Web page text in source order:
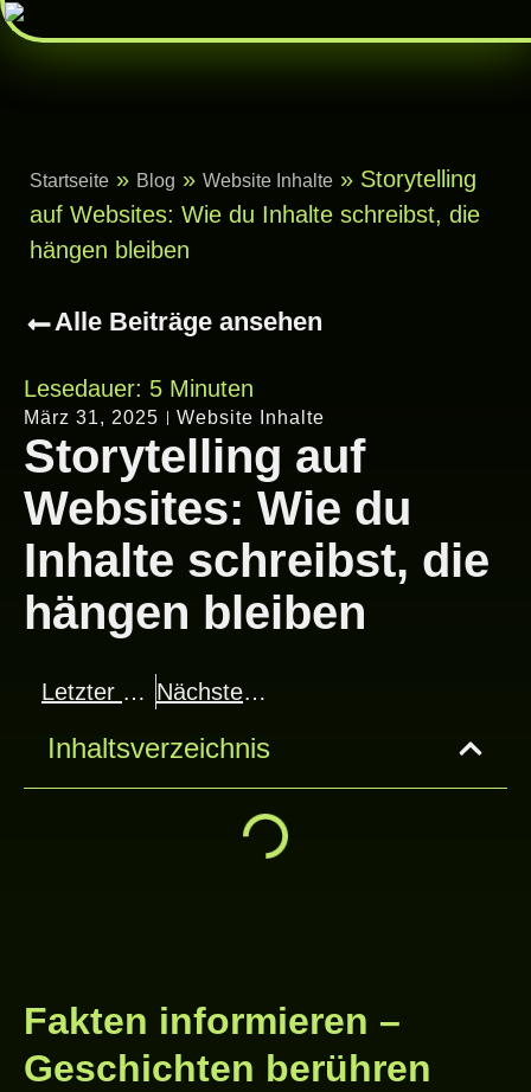
Startseite » Blog » Website Inhalte » Storytelling
auf Websites: Wie du Inhalte schreibst, die
hängen bleiben
Alle Beiträge ansehen
Lesedauer: 5 Minuten
März 31, 2025 Website Inhalte
Storytelling auf
Websites: Wie du
Inhalte schreibst, die
hängen bleiben
Letzter Beitrag Nächster Beitrag
Inhaltsverzeichnis
Fakten informieren –
Geschichten berühren